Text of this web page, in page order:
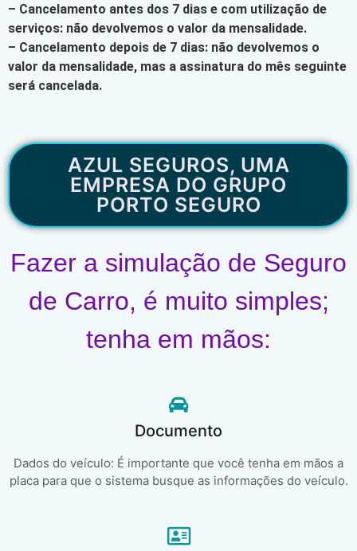
– Cancelamento antes dos 7 dias e com utilização de
serviços: não devolvemos o valor da mensalidade.
– Cancelamento depois de 7 dias: não devolvemos o
valor da mensalidade, mas a assinatura do mês seguinte
será cancelada.
AZUL SEGUROS, UMA
EMPRESA DO GRUPO
PORTO SEGURO
Fazer a simulação de Seguro
de Carro, é muito simples;
tenha em mãos:
Documento
Dados do veículo: É importante que você tenha em mãos a
placa para que o sistema busque as informações do veículo.